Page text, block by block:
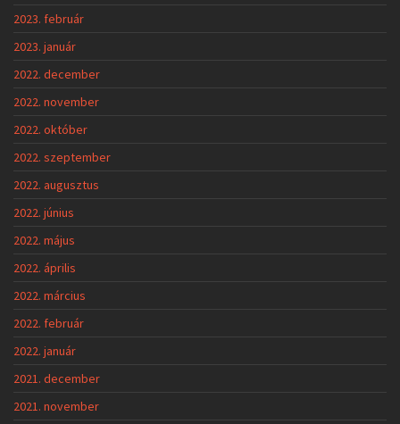
2023. február
2023. január
2022. december
2022. november
2022. október
2022. szeptember
2022. augusztus
2022. június
2022. május
2022. április
2022. március
2022. február
2022. január
2021. december
2021. november